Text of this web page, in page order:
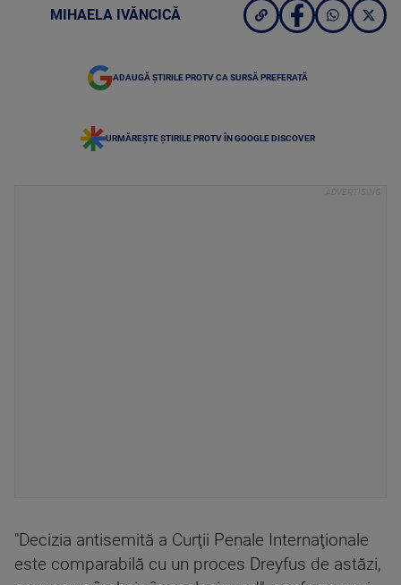
MIHAELA IVĂNCICĂ
ADAUGĂ ȘTIRILE PROTV CA SURSĂ PREFERATĂ
URMĂREȘTE ȘTIRILE PROTV ÎN GOOGLE DISCOVER
"Decizia antisemită a Curţii Penale Internaţionale
este comparabilă cu un proces Dreyfus de astăzi,